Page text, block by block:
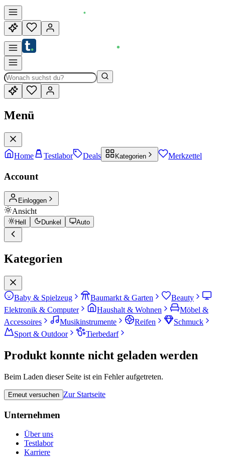
Menü
Home Testlabor Deals Kategorien Merkzettel
Account
Einloggen
Ansicht
Hell Dunkel Auto
Kategorien
Baby & Spielzeug Baumarkt & Garten
Beauty
Elektronik & Computer
Haushalt & Wohnen
Möbel &
Accessoires
Musikinstrumente Reifen
Schmuck
Sport & Outdoor
Tierbedarf
Produkt konnte nicht geladen werden
Beim Laden dieser Seite ist ein Fehler aufgetreten.
Erneut versuchen Zur Startseite
Unternehmen
Über uns
Testlabor
Karriere